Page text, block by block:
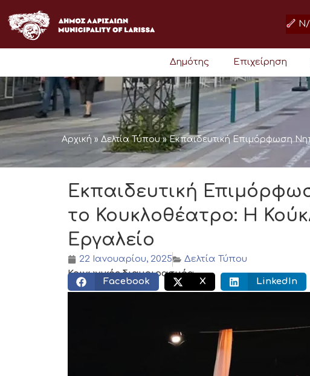
στο
περιεχόμενο
Δημότης Επιχείρηση
Αρχική » Δελτία Τύπου»Εκπαιδευτική Επιμόρφωση
Εκπαιδευτική
το Κουκλοθέατρο: Η
Εργαλείο
22 Ιανουαρίου, 2025
Δελτία Τύπου
Κοινωνικός διαμοιρασμός:
Facebook X LinkedIn